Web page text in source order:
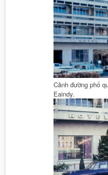
Cảnh đường phố
Eaindy.